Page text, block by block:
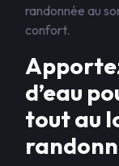
randonnée au
confort.
d’eau
tout au